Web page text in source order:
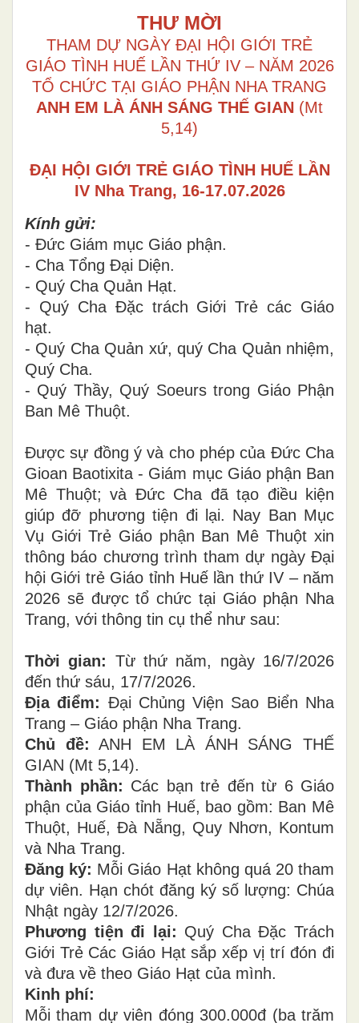
THƯ MỜI
THAM DỰ NGÀY ĐẠI HỘI GIỚI TRẺ
GIÁO TÌNH HUẾ LẦN THỨ IV – NĂM 2026
TỔ CHỨC TẠI GIÁO PHẬN NHA TRANG
ANH EM LÀ ÁNH SÁNG THẾ GIAN (Mt
5,14)
ĐẠI HỘI GIỚI TRẺ GIÁO TÌNH HUẾ LẦN
IV Nha Trang, 16-17.07.2026
Kính gửi:
- Đức Giám mục Giáo phận.
- Cha Tổng Đại Diện.
- Quý Cha Quản Hạt.
- Quý Cha Đặc trách Giới Trẻ các Giáo
hạt.
- Quý Cha Quản xứ, quý Cha Quản nhiệm,
Quý Cha.
- Quý Thầy, Quý Soeurs trong Giáo Phận
Ban Mê Thuột.
Được sự đồng ý và cho phép của Đức Cha
Gioan Baotixita - Giám mục Giáo phận Ban
Mê Thuột; và Đức Cha đã tạo điều kiện
giúp đỡ phương tiện đi lại. Nay Ban Mục
Vụ Giới Trẻ Giáo phận Ban Mê Thuột xin
thông báo chương trình tham dự ngày Đại
hội Giới trẻ Giáo tỉnh Huế lần thứ IV – năm
2026 sẽ được tổ chức tại Giáo phận Nha
Trang, với thông tin cụ thể như sau:
Thời gian: Từ thứ năm, ngày 16/7/2026
đến thứ sáu, 17/7/2026.
Địa điểm: Đại Chủng Viện Sao Biển Nha
Trang – Giáo phận Nha Trang.
Chủ đề: ANH EM LÀ ÁNH SÁNG THẾ
GIAN (Mt 5,14).
Thành phần: Các bạn trẻ đến từ 6 Giáo
phận của Giáo tỉnh Huế, bao gồm: Ban Mê
Thuột, Huế, Đà Nẵng, Quy Nhơn, Kontum
và Nha Trang.
Đăng ký: Mỗi Giáo Hạt không quá 20 tham
dự viên. Hạn chót đăng ký số lượng: Chúa
Nhật ngày 12/7/2026.
Phương tiện đi lại: Quý Cha Đặc Trách
Giới Trẻ Các Giáo Hạt sắp xếp vị trí đón đi
và đưa về theo Giáo Hạt của mình.
Kinh phí:
Mỗi tham dự viên đóng 300.000đ (ba trăm